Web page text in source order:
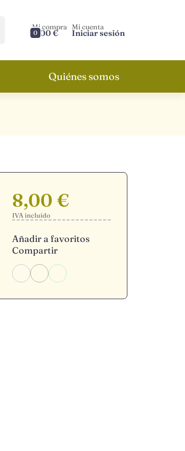
0
Mi compra
0,00 €
Mi cuenta
Iniciar sesión
Quiénes somos
8,00 €
IVA incluido
Añadir a favoritos
Compartir